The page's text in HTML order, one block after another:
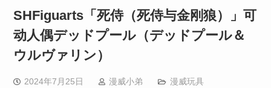
SHFiguarts「死侍（死侍与金刚狼）」可
动人偶デッドプール（デッドプール＆
ウルヴァリン）
2024年7月25日 漫威小弟 漫威玩具